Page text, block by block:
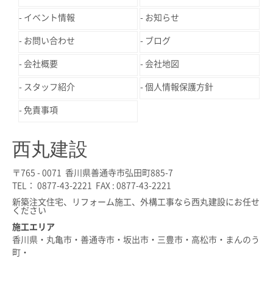
イベント情報 お知らせ
お問い合わせ ブログ
会社概要 会社地図
スタッフ紹介 個人情報保護方針
免責事項
西丸建設
〒765 - 0071 香川県善通寺市弘田町885-7
TEL： 0877-43-2221 FAX : 0877-43-2221
新築注文住宅、リフォーム施工、外構工事なら西丸建設にお任せ
ください
施工エリア
香川県・丸亀市・善通寺市・坂出市・三豊市・高松市・まんのう
町・